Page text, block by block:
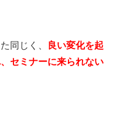
同じく、
良い変化を起
セミナーに来られない